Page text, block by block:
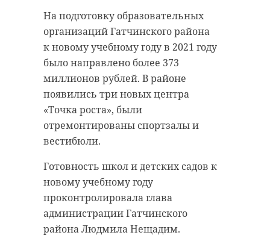
На подготовку образовательных
организаций Гатчинского района
к новому учебному году в 2021 году
было направлено более 373
миллионов рублей. В районе
появились три новых центра
«Точка роста», были
отремонтированы спортзалы и
вестибюли.
Готовность школ и детских садов к
новому учебному году
проконтролировала глава
администрации Гатчинского
района Людмила Нещадим.
Подписывайтесь на нас в
Осенью 2021 года в четырех
городах Выборгского района
общественных пространств.
Благоустройство велось в рамках
нацпроекта «Жилье и комфортная
среда», сообщили во вторник, 24
августа, в пресс-службе
Подписывайтесь на нас в
Областные товаропроизводители
включаются в новую борьбу за
звание гастрономического бренда
России. Две компании представят
Ленинградскую область на втором
национальном конкурсе
питания "Вкусы России". Среди
них — "Молочная Культура".
Особой гордостью на предприятии
считают порционную упаковку,